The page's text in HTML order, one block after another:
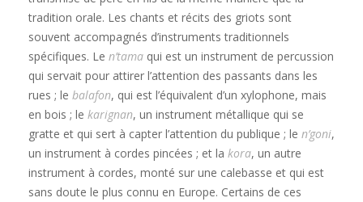
tradition orale. Les chants et récits des griots sont
souvent accompagnés d’instruments traditionnels
spécifiques. Le n’tama qui est un instrument de percussion
qui servait pour attirer l’attention des passants dans les
rues ; le balafon, qui est l’équivalent d’un xylophone, mais
en bois ; le karignan, un instrument métallique qui se
gratte et qui sert à capter l’attention du publique ; le n’goni,
un instrument à cordes pincées ; et la kora, un autre
instrument à cordes, monté sur une calebasse et qui est
sans doute le plus connu en Europe. Certains de ces